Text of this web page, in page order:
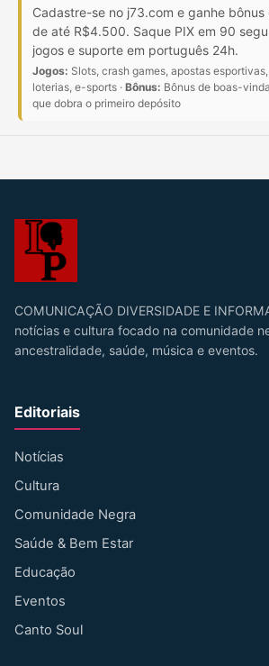
Cadastre-se no j73.com e ganhe
de até R$4.500. Saque PIX em 90
jogos e suporte em português 24h.
Jogos: Slots, crash games, apostas
loterias, e-sports · Bônus: Bônus de boas-
que dobra o primeiro depósito
COMUNICAÇÃO DIVERSIDADE E
notícias e cultura focado na comunidade
ancestralidade, saúde, música e eventos.
Editoriais
Notícias
Cultura
Comunidade Negra
Saúde & Bem Estar
Educação
Eventos
Canto Soul